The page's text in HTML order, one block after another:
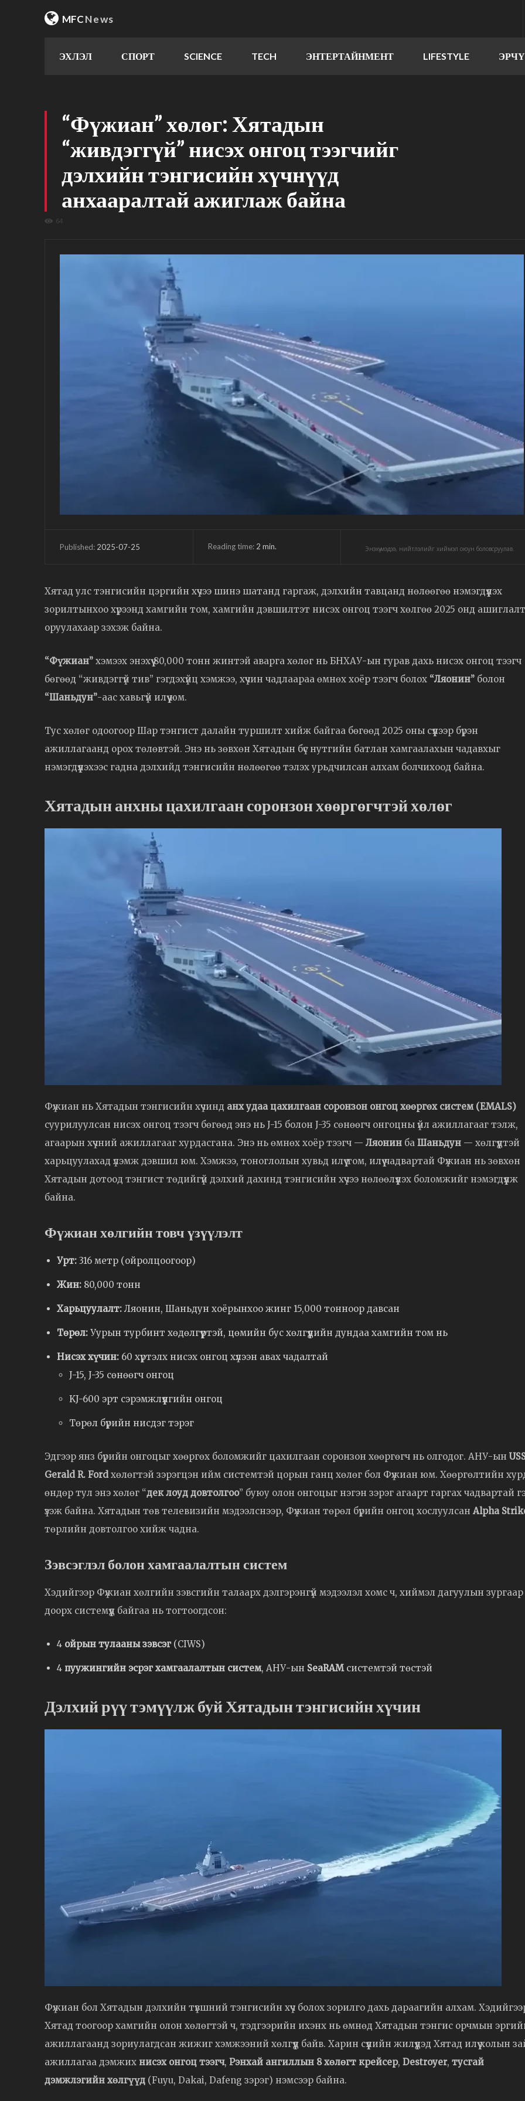
MFCNews
ЭХЛЭЛ СПОРТ SCIENCE TECH ЭНТЕРТАЙНМЕНТ LIFESTYLE
“Фүжиан” хөлөг: Хятадын
“живдэггүй” нисэх онгоц тээгчийг
дэлхийн тэнгисийн хүчнүүд
анхааралтай ажиглаж байна
64
Published: 2025-07-25 Reading time: 2 min. Энэхүү мэдээ, нийтлэлийг хиймэл оюун боловсруулав.
Хятад улс тэнгисийн цэргийн хүчээ шинэ шатанд гаргаж, дэлхийн тавцанд нөлөөгөө нэмэгдүүлэх
зорилтынхоо хүрээнд хамгийн том, хамгийн дэвшилтэт нисэх онгоц тээгч хөлгөө 2025 онд
оруулахаар зэхэж байна.
“Фүжиан” хэмээх энэхүү 80,000 тонн жинтэй аварга хөлөг нь БНХАУ-ын гурав дахь нисэх онгоц тээгч
бөгөөд “живдэггүй тив” гэгдэхүйц хэмжээ, хүчин чадлаараа өмнөх хоёр тээгч болох “Ляонин” болон
“Шаньдун”-аас хавьгүй илүү юм.
Тус хөлөг одоогоор Шар тэнгист далайн туршилт хийж байгаа бөгөөд 2025 оны сүүлээр бүрэн
ажиллагаанд орох төлөвтэй. Энэ нь зөвхөн Хятадын бүс нутгийн батлан хамгаалахын чадавхыг
нэмэгдүүлэхээс гадна дэлхийд тэнгисийн нөлөөгөө тэлэх урьдчилсан алхам болчихоод байна.
Хятадын анхны цахилгаан соронзон хөөргөгчтэй хөлөг
Фүжиан нь Хятадын тэнгисийн хүчинд анх удаа цахилгаан соронзон онгоц хөөргөх систем (EMALS)
суурилуулсан нисэх онгоц тээгч бөгөөд энэ нь J-15 болон J-35 сөнөөгч онгоцны үйл ажиллагааг тэлж,
агаарын хүчний ажиллагааг хурдасгана. Энэ нь өмнөх хоёр тээгч — Ляонин ба Шаньдун — хөлгүүдтэй
харьцуулахад үлэмж дэвшил юм. Хэмжээ, тоноглолын хувьд илүү том, илүү чадвартай Фүжиан нь зөвхөн
Хятадын дотоод тэнгист төдийгүй дэлхий дахинд тэнгисийн хүчээ нөлөөлүүлэх боломжийг нэмэгдүүлж
байна.
Фүжиан хөлгийн товч үзүүлэлт
Урт: 316 метр (ойролцоогоор)
Жин: 80,000 тонн
Харьцуулалт: Ляонин, Шаньдун хоёрынхоо жинг 15,000 тонноор давсан
Төрөл: Уурын турбинт хөдөлгүүртэй, цөмийн бус хөлгүүдийн дундаа хамгийн том нь
Нисэх хүчин: 60 хүртэлх нисэх онгоц хүлээн авах чадалтай
J-15, J-35 сөнөөгч онгоц
KJ-600 эрт сэрэмжлүүлгийн онгоц
Төрөл бүрийн нисдэг тэрэг
Эдгээр янз бүрийн онгоцыг хөөргөх боломжийг цахилгаан соронзон хөөргөгч нь олгодог. АНУ-ын
Gerald R. Fordхөлөгтэй зэрэгцэн ийм системтэй цорын ганц хөлөг бол Фүжиан юм. Хөөргөлтийн
өндөр тул энэ хөлөг “дек лоуд довтолгоо” буюу олон онгоцыг нэгэн зэрэг агаарт гаргах чадвартай
үзэж байна. Хятадын төв телевизийн мэдээлснээр, Фүжиан төрөл бүрийн онгоц хослуулсан Alpha
төрлийн довтолгоо хийж чадна.
Зэвсэглэл болон хамгаалалтын систем
Хэдийгээр Фүжиан хөлгийн зэвсгийн талаарх дэлгэрэнгүй мэдээлэл хомс ч, хиймэл дагуулын зургаар
доорх системүүд байгаа нь тогтоогдсон:
4 ойрын тулааны зэвсэг (CIWS)
4 пуужингийн эсрэг хамгаалалтын систем, АНУ-ын SeaRAMсистемтэй төстэй
Дэлхий рүү тэмүүлж буй Хятадын тэнгисийн хүчин
Фүжиан бол Хятадын дэлхийн түвшний тэнгисийн хүч болох зорилго дахь дараагийн алхам.
Хятад тоогоор хамгийн олон хөлөгтэй ч, тэдгээрийн ихэнх нь өмнөд Хятадын тэнгис орчмын
ажиллагаанд зориулагдсан жижиг хэмжээний хөлгүүд байв. Харин сүүлийн жилүүдэд Хятад илүү холын
ажиллагаа дэмжих нисэх онгоц тээгч, Рэнхай ангиллын 8 хөлөгт крейсер, Destroyer, тусгай
дэмжлэгийн хөлгүүд (Fuyu, Dakai, Dafeng зэрэг) нэмсээр байна.